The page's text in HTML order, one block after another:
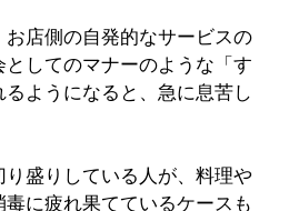
店側の自発的なサービスの
してのマナーのような「す
ようになると、急に息苦し
盛りしている人が、料理や
に疲れ果てているケースも